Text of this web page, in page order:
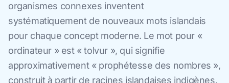
organismes connexes inventent
systématiquement de nouveaux mots islandais
pour chaque concept moderne. Le mot pour «
ordinateur » est « tolvur », qui signifie
approximativement « prophétesse des nombres »,
construit à partir de racines islandaises indigènes.